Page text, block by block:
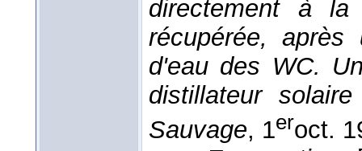
directement à
récupérée,
d'eau des WC.
distillateur
Sauvage, 1eroct.